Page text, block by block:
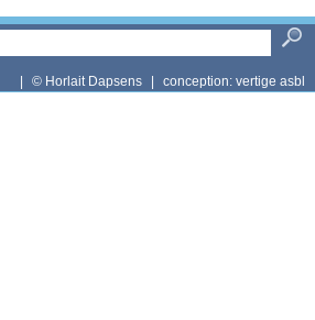
© Horlait Dapsens conception: vertige asbl